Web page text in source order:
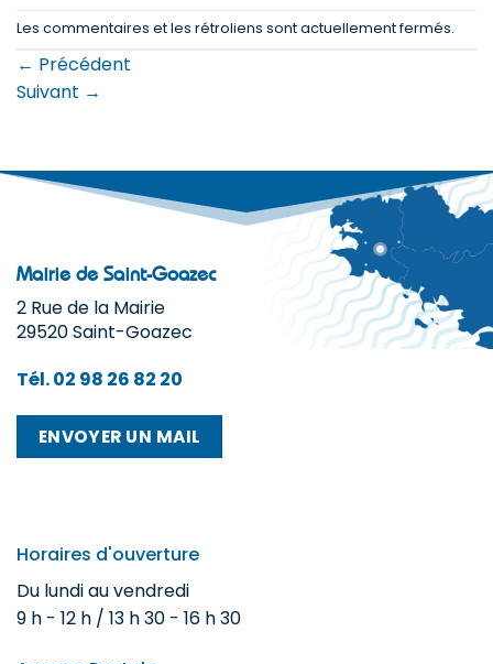
Les commentaires et les rétroliens sont actuellement fermés.
← Précédent
Suivant →
Mairie de Saint-Goazec
2 Rue de la Mairie
29520 Saint-Goazec
Tél. 02 98 26 82 20
ENVOYER UN MAIL
Horaires d'ouverture
Du lundi au vendredi
9 h - 12 h / 13 h 30 - 16 h 30